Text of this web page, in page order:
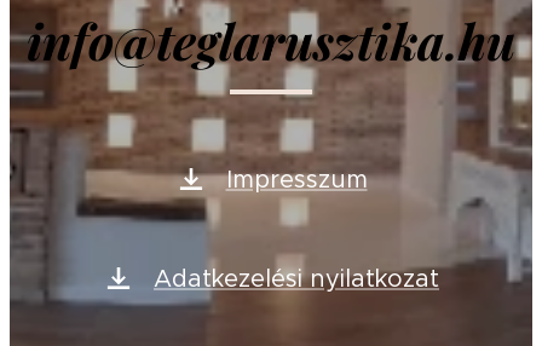
info@teglarusztika.hu
Impresszum
Adatkezelési nyilatkozat